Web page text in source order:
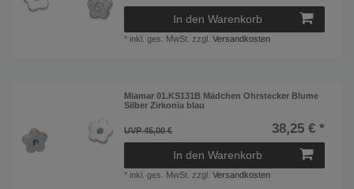
8
In den Warenkorb
* inkl. ges. MwSt. zzgl.Versandkosten
Miamar 01.KS131B Mädchen Ohrstecker Blume
Silber Zirkonia blau
UVP 45,00 € 38,25 € *
In den Warenkorb
* inkl. ges. MwSt. zzgl.Versandkosten